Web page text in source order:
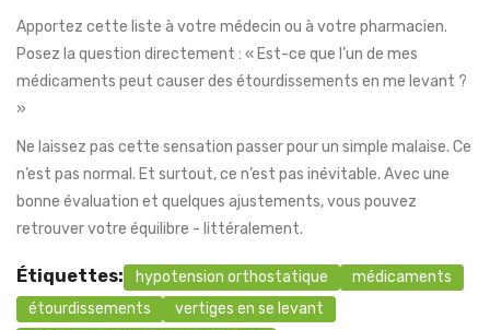
Apportez cette liste à votre médecin ou à votre pharmacien.
Posez la question directement : « Est-ce que l’un de mes
médicaments peut causer des étourdissements en me levant ?
»
Ne laissez pas cette sensation passer pour un simple malaise. Ce
n’est pas normal. Et surtout, ce n’est pas inévitable. Avec une
bonne évaluation et quelques ajustements, vous pouvez
retrouver votre équilibre - littéralement.
Étiquettes: hypotension orthostatique
médicaments
étourdissements
vertiges en se levant